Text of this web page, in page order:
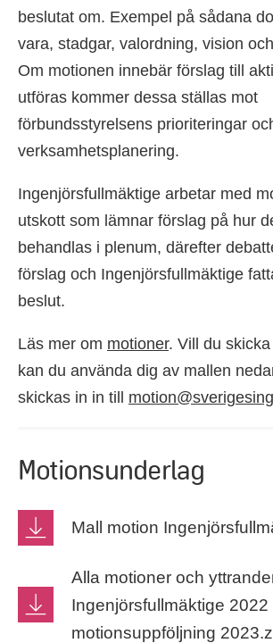
beslutat om. Exempel på sådana
vara, stadgar, valordning, vision
Om motionen innebär förslag till
utföras kommer dessa ställas mot
förbundsstyrelsens prioriteringar
verksamhetsplanering.
Ingenjörsfullmäktige arbetar med
utskott som lämnar förslag på hur
behandlas i plenum, därefter
förslag och Ingenjörsfullmäktige
beslut.
Läs mer om motioner. Vill du
kan du använda dig av mallen
skickas in in till
Motionsunderlag
Mall motion
Alla motioner och
Ingenjörsfullmäktige 2022
motionsuppföljning